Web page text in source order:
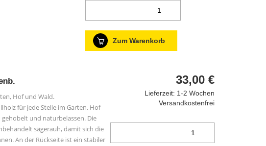
Zum Warenkorb
Hof und Wald.
für jede Stelle im Garten, Hof
und naturbelassen. Die
sägerauh, damit sich die
An der Rückseite ist ein stabiler
33,00 €
Lieferzeit: 1-2 Wochen
Versandkostenfrei